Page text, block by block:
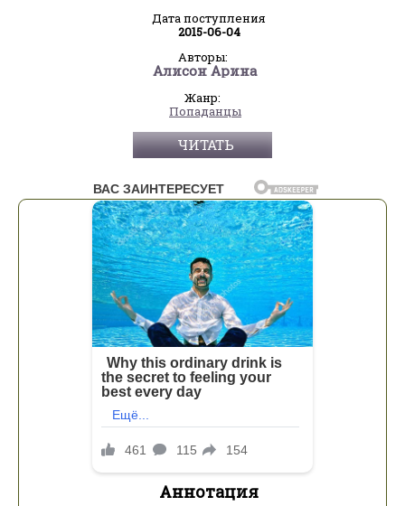
Дата поступления
2015-06-04
Авторы:
Алисон Арина
Жанр:
Попаданцы
ЧИТАТЬ
Аннотация